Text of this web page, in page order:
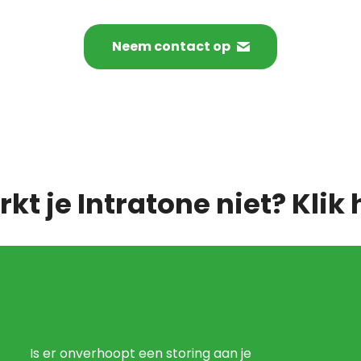
Neem contact op
je Intratone niet? Klik
Is er onverhoopt een storing aan je